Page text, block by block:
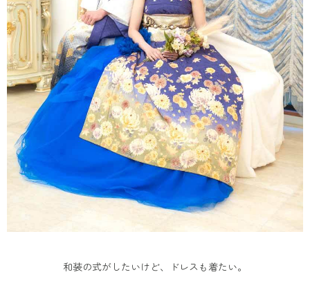
和装の式がしたいけど、ドレスも着たい。